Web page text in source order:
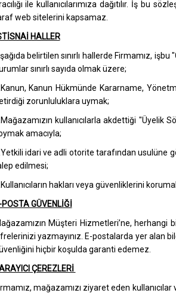
ile kullanıcılarımıza dağıtılır. İş bu
web sitelerini kapsamaz.
HALLER
belirtilen sınırlı hallerde Firmamız,
sınırlı sayıda olmak üzere;
Kanun Hükmünde Kararname,
zorunluluklara uymak;
kullanıcılarla akdettiği
amacıyla;
idari ve adli otorite tarafından usulüne
edilmesi;
hakları veya güvenliklerini
POSTA GÜVENLİĞİ
Müşteri Hizmetleri’ne, herhangi
yazmayınız. E-postalarda yer alan
hiçbir koşulda garanti edemez.
ÇEREZLERİ
mağazamızı ziyaret eden